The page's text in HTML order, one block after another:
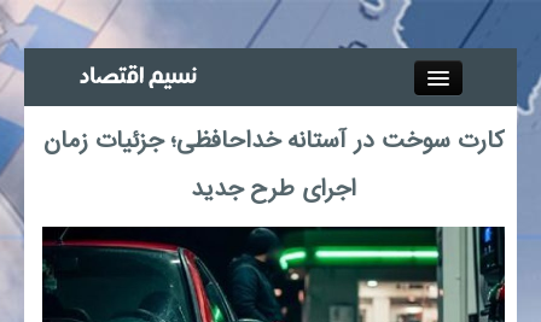
جذب خبرنگار
آگهی استخدام
پیوند‌ها
کارت سوخت در آستانه خداحافظی؛ جزئیات زمان
اجرای طرح جدید